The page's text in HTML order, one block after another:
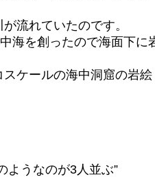
流れていたのです。
海を創ったので海面下に
ケールの海中洞窟の岩絵
ようなのが3人並ぶ”